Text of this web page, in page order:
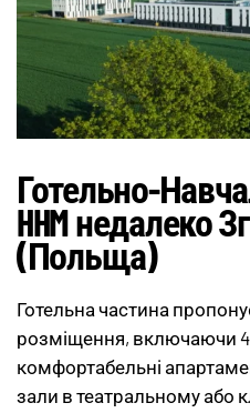
Готельно-
HHM недалеко
(Польща)
Готельна частина
розміщення, включаючи 4-
комфортабельні
зали в театральному або